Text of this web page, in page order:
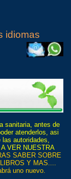
idiomas
sanitaria, antes de
atenderlos, asi
autoridades,
VER NUESTRA
SABER SOBRE
Y MAS....
uno nuevo.